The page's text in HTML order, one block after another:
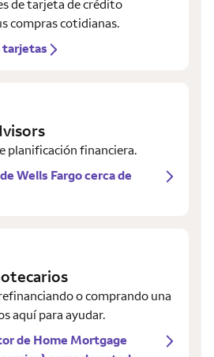
de tarjeta de crédito
compras cotidianas.
tarjetas
planificación financiera.
Wells Fargo cerca de
o comprando una
aquí para ayudar.
de Home Mortgage